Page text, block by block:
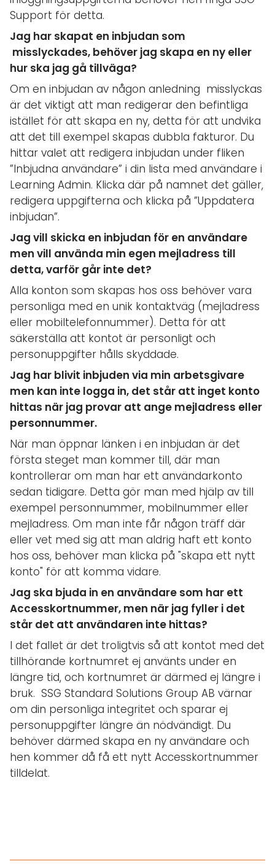
Support för detta.
Jag har skapat en inbjudan som
misslyckades, behöver jag skapa en ny eller
hur ska jag gå tillväga?
Om en inbjudan av någon anledning misslyckas
är det viktigt att man redigerar den befintliga
istället för att skapa en ny, detta för att undvika
att det till exempel skapas dubbla fakturor. Du
hittar valet att redigera inbjudan under fliken
”Inbjudna användare” i din lista med användare i
Learning Admin. Klicka där på namnet det gäller,
redigera uppgifterna och klicka på ”Uppdatera
inbjudan”.
Jag vill skicka en inbjudan för en användare
men vill använda min egen mejladress till
detta, varför går inte det?
Alla konton som skapas hos oss behöver vara
personliga med en unik kontaktväg (mejladress
eller mobiltelefonnummer). Detta för att
säkerställa att kontot är personligt och
personuppgifter hålls skyddade.
Jag har blivit inbjuden via min arbetsgivare
men kan inte logga in, det står att inget konto
hittas när jag provar att ange mejladress eller
personnummer.
När man öppnar länken i en inbjudan är det
första steget man kommer till, där man
kontrollerar om man har ett användarkonto
sedan tidigare. Detta gör man med hjälp av till
exempel personnummer, mobilnummer eller
mejladress. Om man inte får någon träff där
eller vet med sig att man aldrig haft ett konto
hos oss, behöver man klicka på "skapa ett nytt
konto" för att komma vidare.
Jag ska bjuda in en användare som har ett
Accesskortnummer, men när jag fyller i det
står det att användaren inte hittas?
I det fallet är det troligtvis så att kontot med det
tillhörande kortnumret ej använts under en
längre tid, och kortnumret är därmed ej längre i
bruk. SSG Standard Solutions Group AB värnar
om din personliga integritet och sparar ej
personuppgifter längre än nödvändigt. Du
behöver därmed skapa en ny användare och
hen kommer då få ett nytt Accesskortnummer
tilldelat.